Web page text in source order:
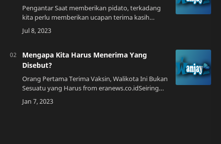
Pengantar Saat memberikan pidato, terkadang
kita perlu memberikan ucapan terima kasih
kepada pihak tertentu. Ucapan terima kasih ini
biasanya diberikan untuk menghargai peran da…
Mengapa Kita Harus Menerima Yang
Disebut?
Orang Pertama Terima Vaksin, Walikota Ini Bukan
Sesuatu yang Harus from eranews.co.idSeiring
berjalannya waktu, kita semua harus menerima
sesuatu yang disebut. Hal ini tidak han…